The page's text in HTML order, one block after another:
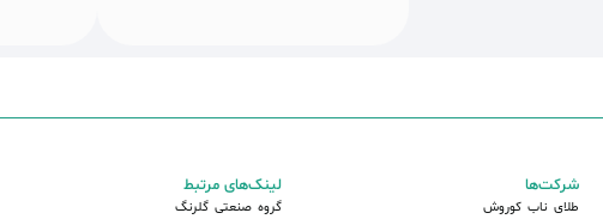
شرکت‌ها
طلای ناب کوروش
لینک‌های مرتبط
گروه صنعتی گلرنگ